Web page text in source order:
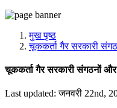
मुख पृष्ठ
चूककर्ता गैर सरकारी
चूककर्ता गैर सरकारी संगठनों
Last updated: जनवरी 22nd,